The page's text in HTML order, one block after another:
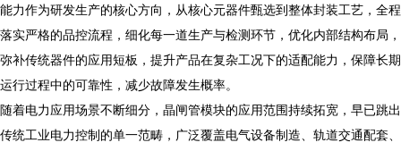
能力作为研发生产的核心方向，从核心元器件甄选到整体封装工艺，全程
落实严格的品控流程，细化每一道生产与检测环节，优化内部结构布局，
弥补传统器件的应用短板，提升产品在复杂工况下的适配能力，保障长期
运行过程中的可靠性，减少故障发生概率。
随着电力应用场景不断细分，晶闸管模块的应用范围持续拓宽，早已跳出
传统工业电力控制的单一范畴，广泛覆盖电气设备制造、轨道交通配套、